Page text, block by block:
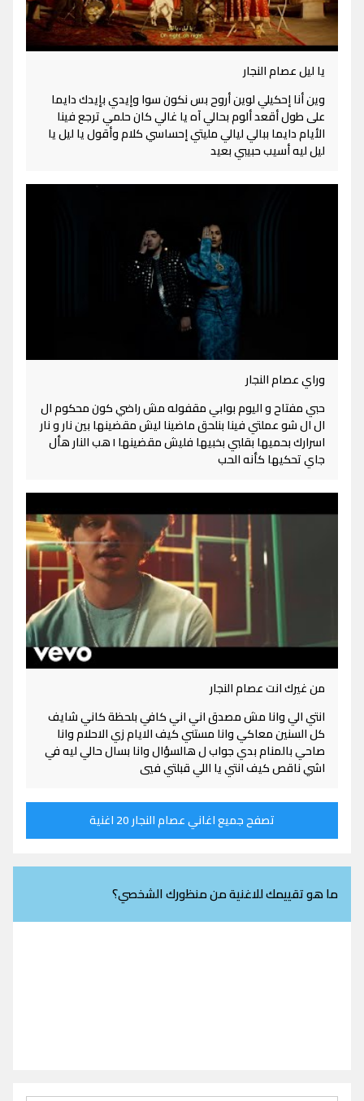
يا ليل عصام النجار
وين أنا إحكيلي لوين أروح بس نكون سوا وإيدي بإيدك دايما
على طول أقعد ألوم بحالي آه يا غالي كان حلمي ترجع فينا
الأيام دايما ببالي ليالي مليتي إحساسي كلام وأقول يا ليل يا
ليل ليه أسيب حبيبي بعيد
وراي عصام النجار
حبي مفتاح و اليوم بوابي مقفوله مش راضي كون محكوم ال
ال ال شو عملتي فينا بنلحق ماضينا ليش مقضينها بين نار و نار
اسرارك بحميها بقلبي بخبيها فليش مقضينها I هب النار هأل
جاي تحكيها كأنه الحب
من غيرك انت عصام النجار
انتي الي وانا مش مصدق اني اني كافي بلحظة كاني شايف
كل السنين معاكي وانا مستني كيف الايام زي الاحلام وانا
صاحي بالمنام بدي جواب ل هالسؤال وانا بسال حالي ليه في
اشي ناقص كيف انتي يا اللي قبلتي فيي
تصفح جميع اغاني عصام النجار 20 اغنية
ما هو تقييمك للاغنية من منظورك الشخصي؟